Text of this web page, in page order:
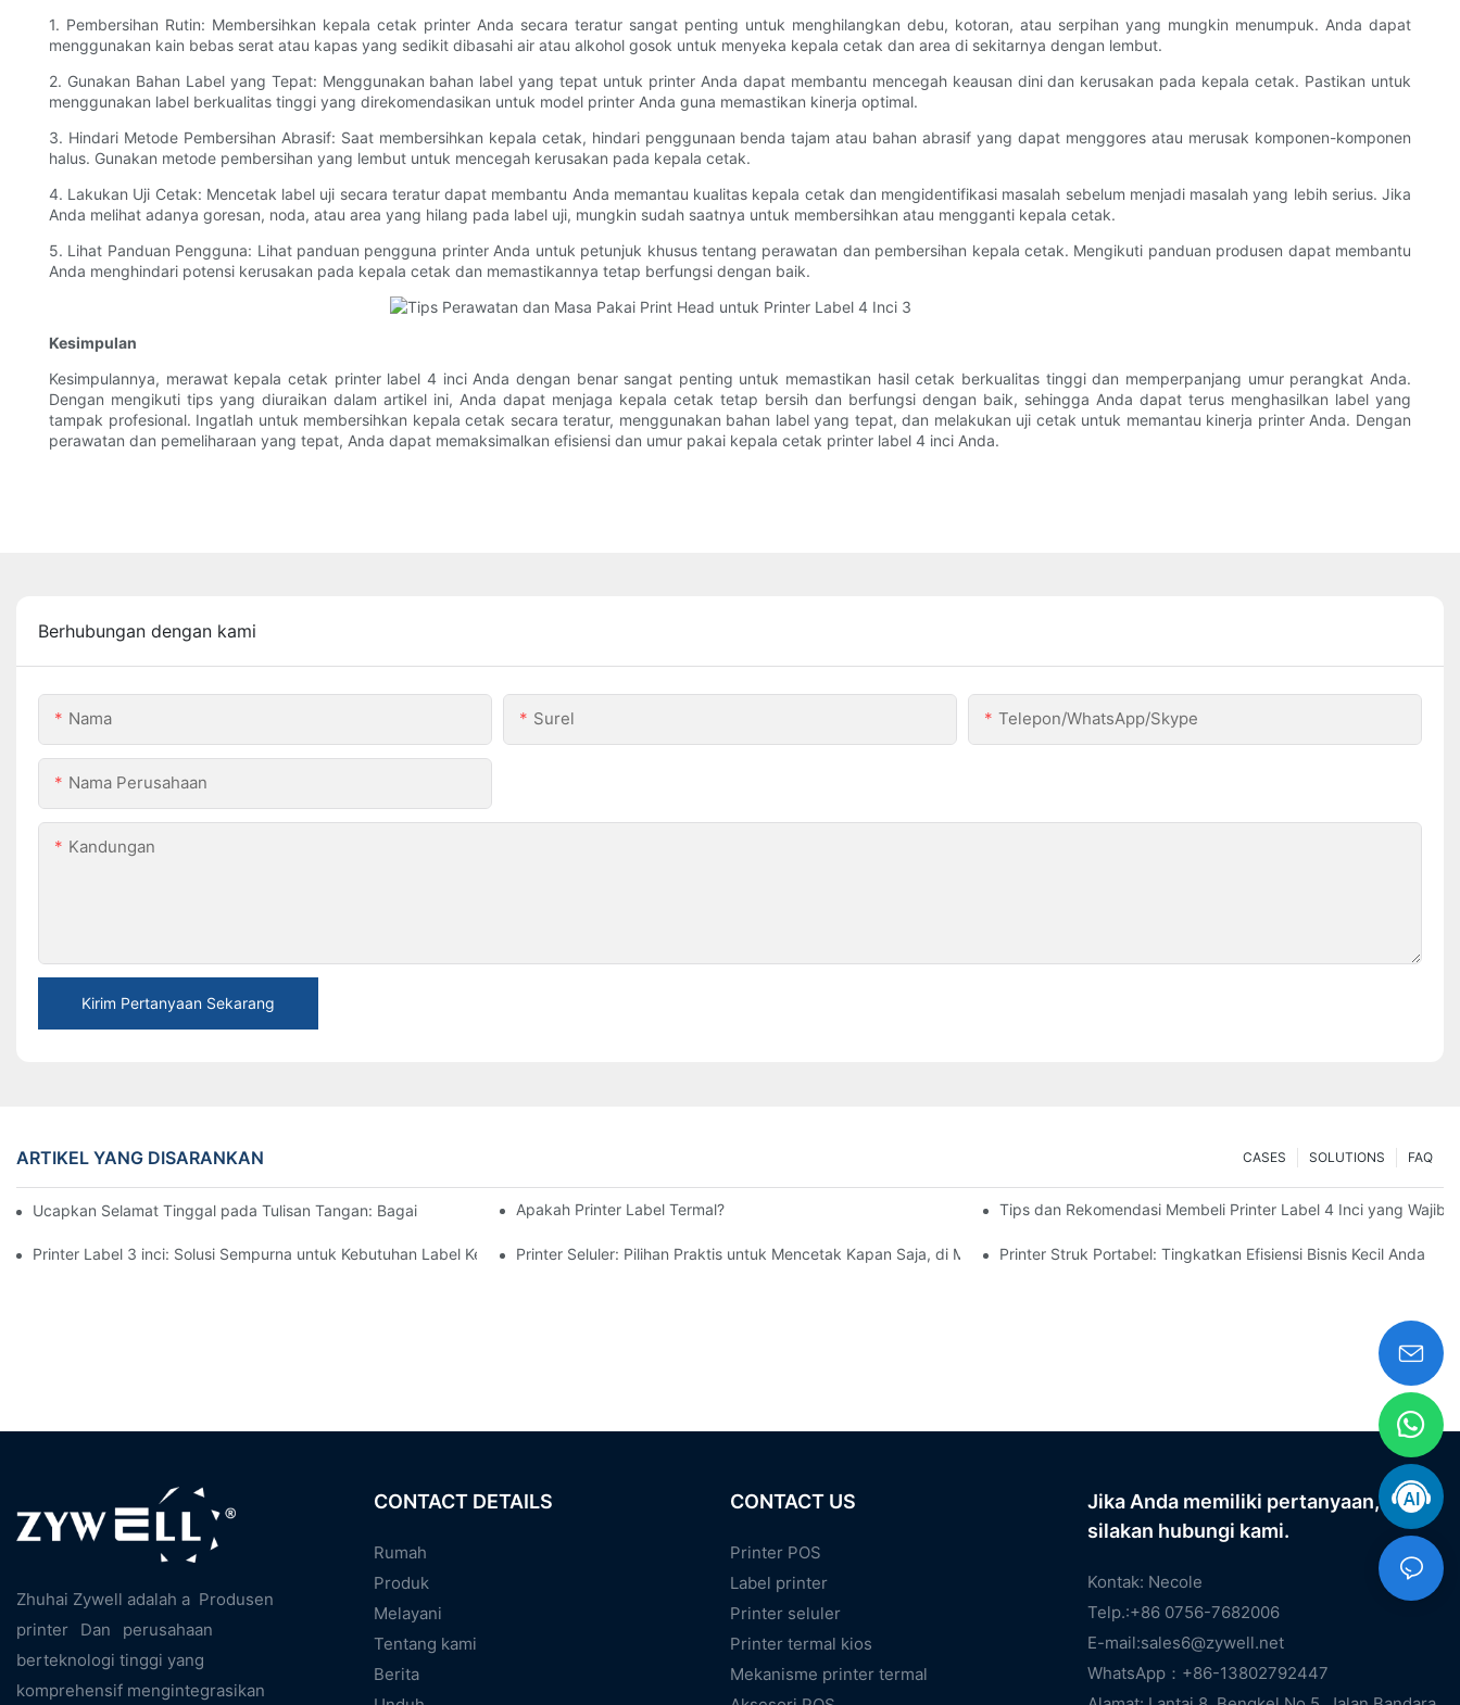
1. Pembersihan Rutin: Membersihkan kepala cetak printer Anda secara teratur sangat penting untuk menghilangkan debu, kotoran, atau serpihan yang mungkin menumpuk. Anda dapat
menggunakan kain bebas serat atau kapas yang sedikit dibasahi air atau alkohol gosok untuk menyeka kepala cetak dan area di sekitarnya dengan lembut.
2. Gunakan Bahan Label yang Tepat: Menggunakan bahan label yang tepat untuk printer Anda dapat membantu mencegah keausan dini dan kerusakan pada kepala cetak. Pastikan untuk
menggunakan label berkualitas tinggi yang direkomendasikan untuk model printer Anda guna memastikan kinerja optimal.
3. Hindari Metode Pembersihan Abrasif: Saat membersihkan kepala cetak, hindari penggunaan benda tajam atau bahan abrasif yang dapat menggores atau merusak komponen-komponen
halus. Gunakan metode pembersihan yang lembut untuk mencegah kerusakan pada kepala cetak.
4. Lakukan Uji Cetak: Mencetak label uji secara teratur dapat membantu Anda memantau kualitas kepala cetak dan mengidentifikasi masalah sebelum menjadi masalah yang lebih serius. Jika
Anda melihat adanya goresan, noda, atau area yang hilang pada label uji, mungkin sudah saatnya untuk membersihkan atau mengganti kepala cetak.
5. Lihat Panduan Pengguna: Lihat panduan pengguna printer Anda untuk petunjuk khusus tentang perawatan dan pembersihan kepala cetak. Mengikuti panduan produsen dapat membantu
Anda menghindari potensi kerusakan pada kepala cetak dan memastikannya tetap berfungsi dengan baik.
Kesimpulan
Kesimpulannya, merawat kepala cetak printer label 4 inci Anda dengan benar sangat penting untuk memastikan hasil cetak berkualitas tinggi dan memperpanjang umur perangkat Anda.
Dengan mengikuti tips yang diuraikan dalam artikel ini, Anda dapat menjaga kepala cetak tetap bersih dan berfungsi dengan baik, sehingga Anda dapat terus menghasilkan label yang
tampak profesional. Ingatlah untuk membersihkan kepala cetak secara teratur, menggunakan bahan label yang tepat, dan melakukan uji cetak untuk memantau kinerja printer Anda. Dengan
perawatan dan pemeliharaan yang tepat, Anda dapat memaksimalkan efisiensi dan umur pakai kepala cetak printer label 4 inci Anda.
Berhubungan dengan kami
Nama Surel Telepon/WhatsApp/Skype
Nama Perusahaan
Kandungan
Kirim Pertanyaan Sekarang
ARTIKEL YANG DISARANKAN FAQ
SOLUTIONS
CASES
Ucapkan Selamat Tinggal pada Tulisan Tangan: Bagaimana Printer Label Meningkatkan Efisiensi Gudang Anda
Apakah Printer Label Termal? Tips dan Rekomendasi Membeli Printer Label 4 Inci yang Wajib
Printer Label 3 inci: Solusi Sempurna untuk Kebutuhan Label Kecil Printer Seluler: Pilihan Praktis untuk Mencetak Kapan Saja, di Mana SajaPrinter Struk Portabel: Tingkatkan Efisiensi Bisnis Kecil Anda
Zhuhai Zywell adalah a Produsen
printer
Dan
perusahaan
berteknologi tinggi yang
komprehensif mengintegrasikan
CONTACT DETAILS
Rumah
Produk
Melayani
Tentang kami
Berita
CONTACT US
Printer POS
Label printer
Printer seluler
Printer termal kios
Mekanisme printer termal
Jika Anda memiliki pertanyaan,
silakan hubungi kami.
Kontak: Necole
Telp.:+86 0756-7682006
E-mail:sales6@zywell.net
WhatsApp：+86-13802792447